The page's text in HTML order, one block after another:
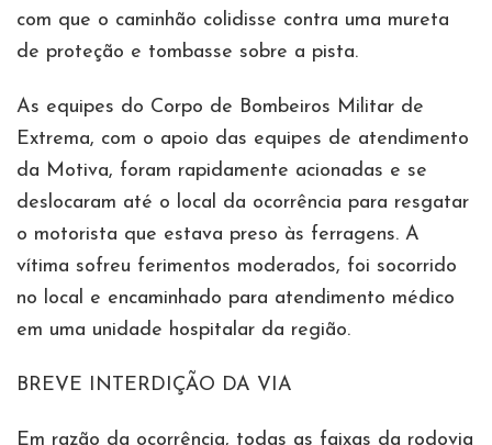
com que o caminhão colidisse contra uma mureta
de proteção e tombasse sobre a pista.
As equipes do Corpo de Bombeiros Militar de
Extrema, com o apoio das equipes de atendimento
da Motiva, foram rapidamente acionadas e se
deslocaram até o local da ocorrência para resgatar
o motorista que estava preso às ferragens. A
vítima sofreu ferimentos moderados, foi socorrido
no local e encaminhado para atendimento médico
em uma unidade hospitalar da região.
BREVE INTERDIÇÃO DA VIA
Em razão da ocorrência, todas as faixas da rodovia